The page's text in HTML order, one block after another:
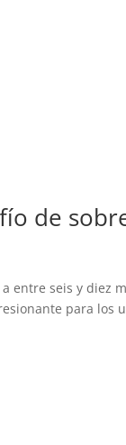
de
entre seis y
para los